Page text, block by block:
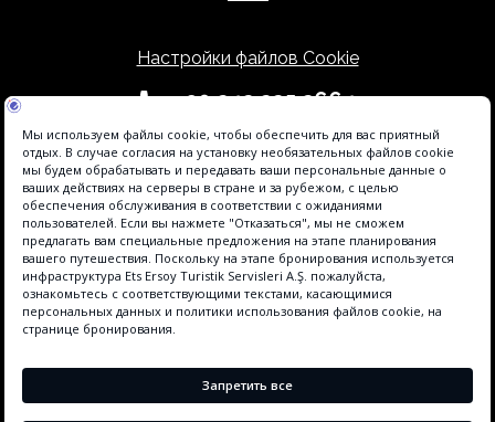
Настройки файлов Cookie
+90 242 225 2664
info@sidesunhotels.com
системе Etstur Elektronik Ticaret (ETBİS). Инфраструктура онлайн-
бронирования на этом объекте предоставляется агентом отеля.